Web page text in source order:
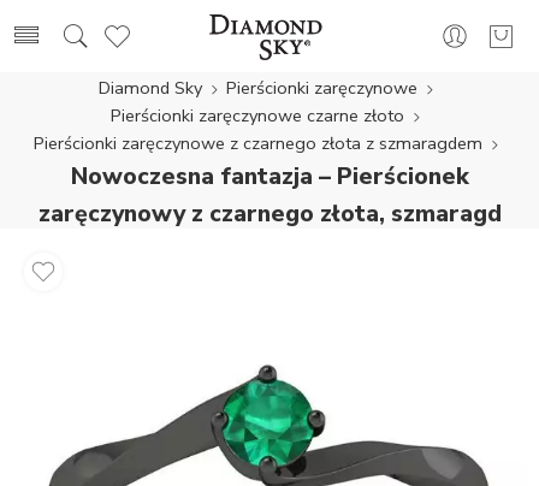
Diamond Sky
Pierścionki zaręczynowe
Pierścionki zaręczynowe czarne złoto
Pierścionki zaręczynowe z czarnego złota z szmaragdem
Nowoczesna fantazja – Pierścionek
zaręczynowy z czarnego złota, szmaragd